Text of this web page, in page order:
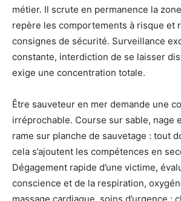
métier. Il scrute en permanence la
repère les comportements à risque et
consignes de sécurité. Surveillance
constante, interdiction de se laisser
exige une concentration totale.
Être sauveteur en mer demande une
irréprochable. Course sur sable, nage
rame sur planche de sauvetage : tout
cela s’ajoutent les compétences en
Dégagement rapide d’une victime,
conscience et de la respiration,